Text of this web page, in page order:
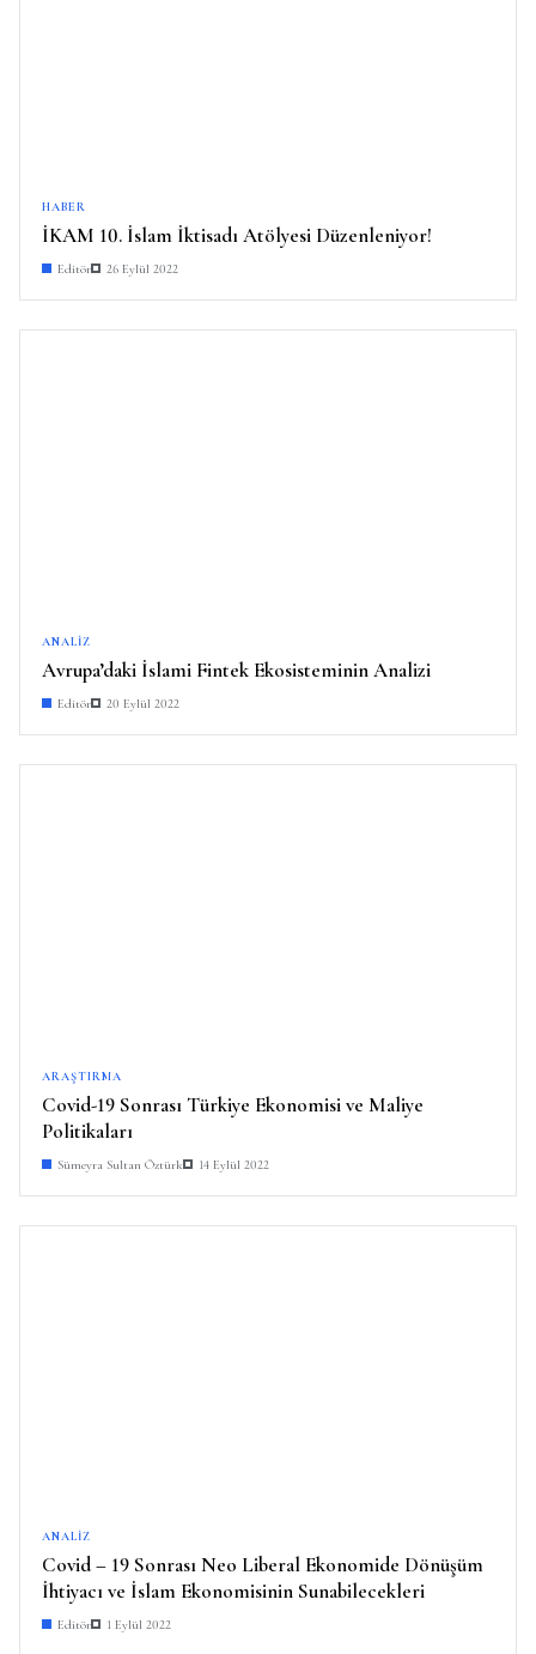
HABER
İKAM 10. İslam İktisadı Atölyesi Düzenleniyor!
Editör 26 Eylül 2022
ANALIZ
Avrupa’daki İslami Fintek Ekosisteminin Analizi
Editör 20 Eylül 2022
ARAŞTIRMA
Covid-19 Sonrası Türkiye Ekonomisi ve Maliye
Politikaları
Sümeyra Sultan Öztürk 14 Eylül 2022
ANALIZ
Covid – 19 Sonrası Neo Liberal Ekonomide Dönüşüm
İhtiyacı ve İslam Ekonomisinin Sunabilecekleri
Editör 1 Eylül 2022